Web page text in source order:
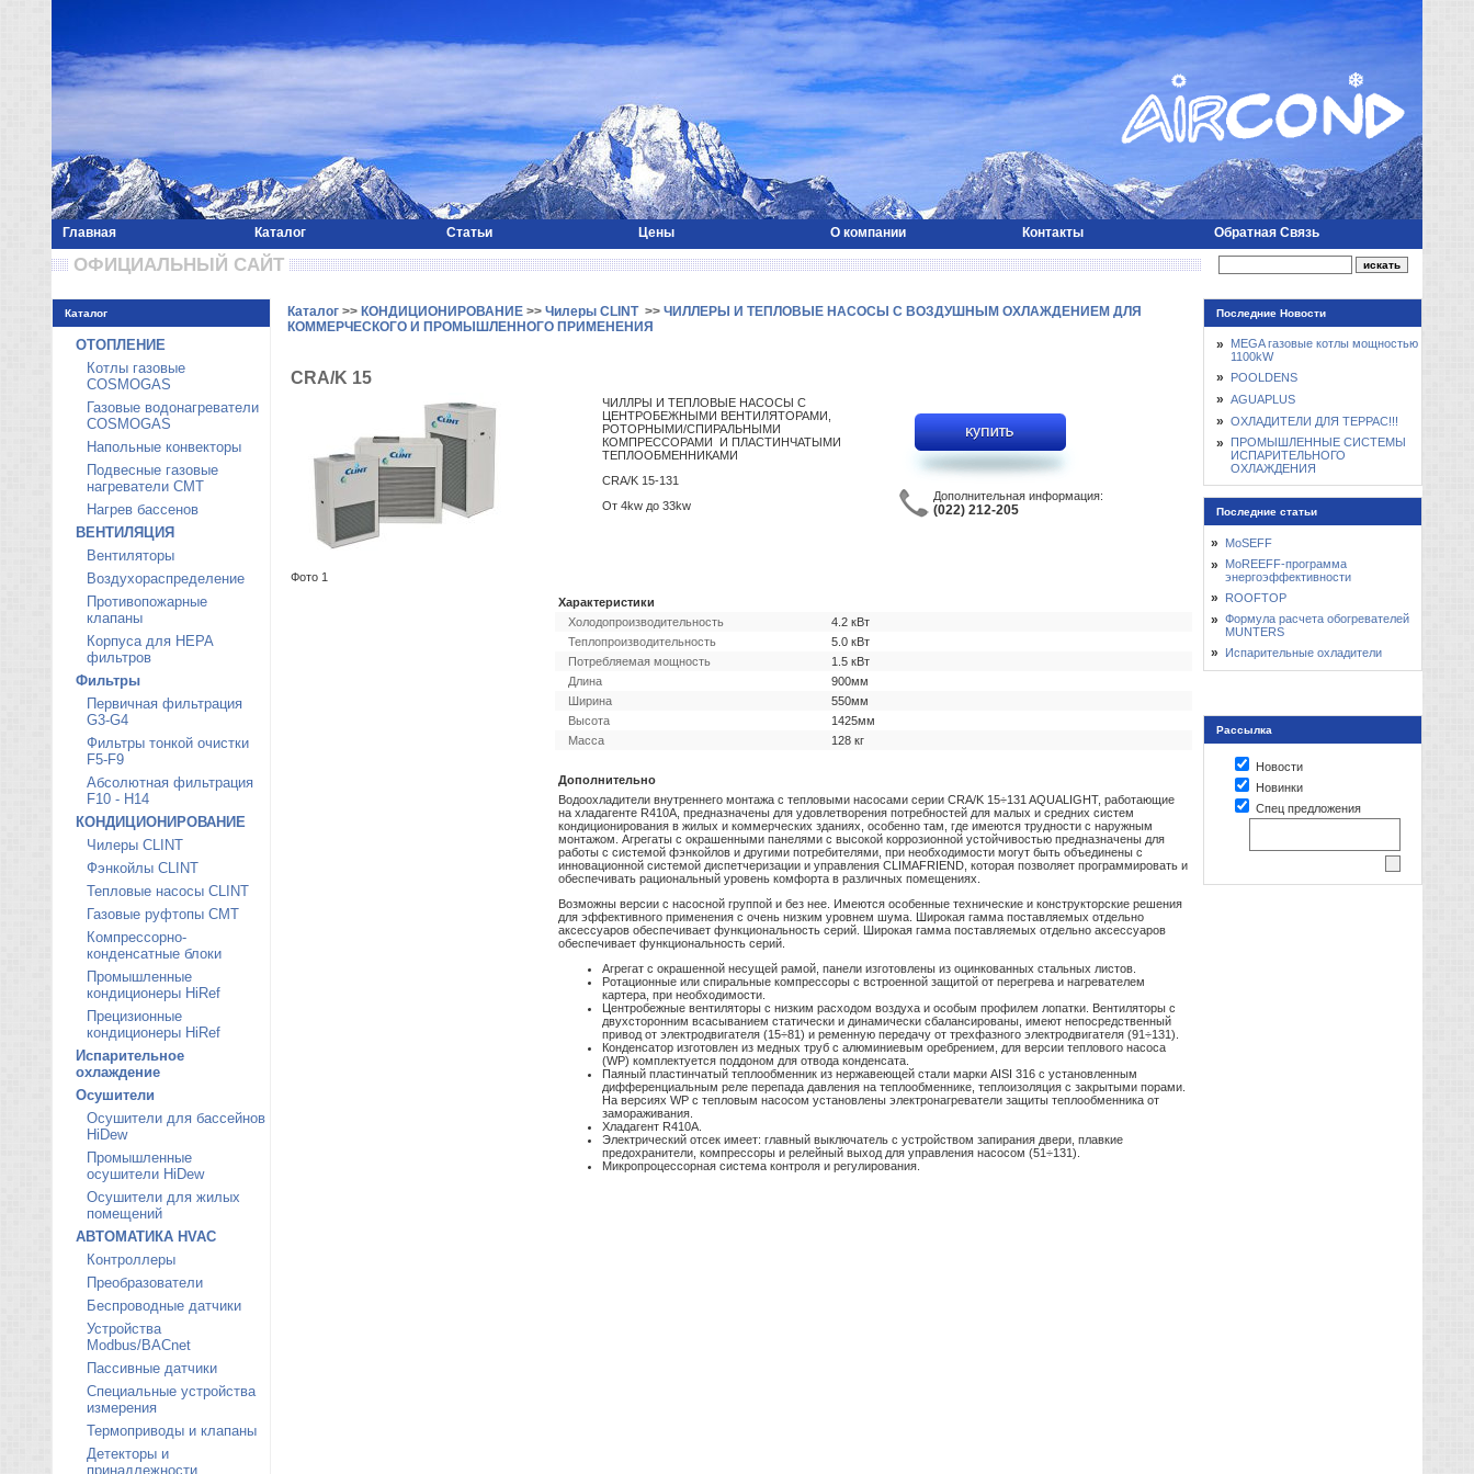
Главная Каталог Статьи Цены О компании Контакты Обратная Связь
ОФИЦИАЛЬНЫЙ САЙТ
Каталог
ОТОПЛЕНИЕ
Котлы газовые
COSMOGAS
Газовые водонагреватели
COSMOGAS
Напольные конвекторы
Подвесные газовые
нагреватели CMT
Нагрев бассенов
ВЕНТИЛЯЦИЯ
Вентиляторы
Воздухораспределение
Противопожарные
клапаны
Корпуса для HEPA
фильтров
Фильтры
Первичная фильтрация
G3-G4
Фильтры тонкой очистки
F5-F9
Абсолютная фильтрация
F10 - H14
КОНДИЦИОНИРОВАНИЕ
Чилеры CLINT
Фэнкойлы CLINT
Тепловые насосы CLINT
Газовые руфтопы CMT
Компрессорно-
конденсатные блоки
Промышленные
кондиционеры HiRef
Прецизионные
кондиционеры HiRef
Испарительное
охлаждение
Осушители
Осушители для бассейнов
HiDew
Промышленные
осушители HiDew
Осушители для жилых
помещений
АВТОМАТИКА HVAC
Контроллеры
Преобразователи
Беспроводные датчики
Устройства
Modbus/BACnet
Пассивные датчики
Специальные устройства
измерения
Термоприводы и клапаны
Детекторы и
принадлежности
Каталог >> КОНДИЦИОНИРОВАНИЕ >> Чилеры CLINT>> ЧИЛЛЕРЫ И ТЕПЛОВЫЕ НАСОСЫ С ВОЗДУШНЫМ ОХЛАЖДЕНИЕМ ДЛЯ
КОММЕРЧЕСКОГО И ПРОМЫШЛЕННОГО ПРИМЕНЕНИЯ
CRA/K 15
Фото 1
ЧИЛЛРЫ И ТЕПЛОВЫЕ НАСОСЫ С
ЦЕНТРОБЕЖНЫМИ ВЕНТИЛЯТОРАМИ,
РОТОРНЫМИ/СПИРАЛЬНЫМИ
КОМПРЕССОРАМИ И ПЛАСТИНЧАТЫМИ
ТЕПЛООБМЕННИКАМИ
CRA/K 15-131
От 4kw до 33kw
Дополнительная информация:
(022) 212-205
Характеристики
Холодопроизводительность
4.2 кВт
Теплопроизводительность
5.0 кВт
Потребляемая мощность
1.5 кВт
Длина
900мм
Ширина
550мм
Высота
1425мм
Масса
128 кг
Дополнительно
Водоохладители внутреннего монтажа с тепловыми насосами серии CRA/K 15÷131 AQUALIGHT, работающие
на хладагенте R410A, предназначены для удовлетворения потребностей для малых и средних систем
кондиционирования в жилых и коммерческих зданиях, особенно там, где имеются трудности с наружным
монтажом. Агрегаты с окрашенными панелями с высокой коррозионной устойчивостью предназначены для
работы с системой фэнкойлов и другими потребителями, при необходимости могут быть объединены с
инновационной системой диспетчеризации и управления CLIMAFRIEND, которая позволяет программировать и
обеспечивать рациональный уровень комфорта в различных помещениях.
Возможны версии с насосной группой и без нее. Имеются особенные технические и конструкторские решения
для эффективного применения с очень низким уровнем шума. Широкая гамма поставляемых отдельно
аксессуаров обеспечивает функциональность серий. Широкая гамма поставляемых отдельно аксессуаров
обеспечивает функциональность серий.
Агрегат с окрашенной несущей рамой, панели изготовлены из оцинкованных стальных листов.
Ротационные или спиральные компрессоры с встроенной защитой от перегрева и нагревателем
картера, при необходимости.
Центробежные вентиляторы с низким расходом воздуха и особым профилем лопатки. Вентиляторы с
двухсторонним всасыванием статически и динамически сбалансированы, имеют непосредственный
привод от электродвигателя (15÷81) и ременную передачу от трехфазного электродвигателя (91÷131).
Конденсатор изготовлен из медных труб с алюминиевым оребрением, для версии теплового насоса
(WP) комплектуется поддоном для отвода конденсата.
Паяный пластинчатый теплообменник из нержавеющей стали марки AISI 316 с установленным
дифференциальным реле перепада давления на теплообменнике, теплоизоляция с закрытыми порами.
На версиях WP с тепловым насосом установлены электронагреватели защиты теплообменника от
замораживания.
Хладагент R410A.
Электрический отсек имеет: главный выключатель с устройством запирания двери, плавкие
предохранители, компрессоры и релейный выход для управления насосом (51÷131).
Микропроцессорная система контроля и регулирования.
Последние Новости
»
MEGA газовые котлы мощностью
1100kW
» POOLDENS
» AGUAPLUS
» ОХЛАДИТЕЛИ ДЛЯ ТЕРРАС!!!
»
ПРОМЫШЛЕННЫЕ СИСТЕМЫ
ИСПАРИТЕЛЬНОГО
ОХЛАЖДЕНИЯ
Последние статьи
» MoSEFF
»
MoREEFF-программа
энергоэффективности
» ROOFTOP
» Формула расчета обогревателей
MUNTERS
» Испарительные охладители
Рассылка
Новости
Новинки
Спец предложения